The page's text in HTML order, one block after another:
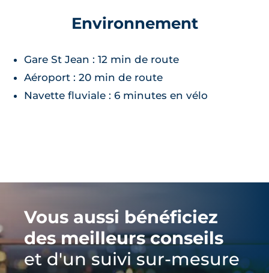
Environnement
Gare St Jean : 12 min de route
Aéroport : 20 min de route
Navette fluviale : 6 minutes en vélo
Vous aussi bénéficiez
des meilleurs conseils
et d'un suivi sur-mesure